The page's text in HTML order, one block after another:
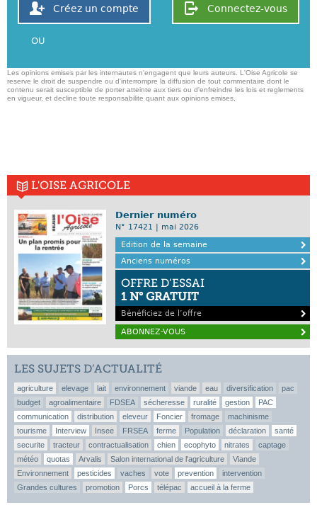
Connectez-vous
Créez un compte
OU
Les opinions emises par les internautes n'engagent que leurs auteurs. L'Oise Agricole se
reserve le droit de suspendre ou d'interrompre la diffusion de tout commentaire dont le
contenu serait susceptible de porter atteinte aux tiers ou d'enfreindre les lois et reglements
en vigueur, et decline toute responsabilite quant aux opinions emises,
L'OISE AGRICOLE
Dernier numéro
N° 17421 | mai 2026
Edition de la semaine
Anciens numéros
OFFRE D’ESSAI
1 N° GRATUIT
Bénéficiez de l’offre
ABONNEZ-VOUS
LES SUJETS D’ACTUALITÉ
agriculture elevage lait environnement viande eau diversification
pac
budget
agroalimentaire FDSEA sécheresse ruralité gestion
PAC
communication
distribution eleveur Foncier fromage
machinisme
tourisme
Interview Insee FRSEA ferme Population déclaration
santé
securite
tracteur contractualisation chien ecophyto nitrates
captage
météo
quotas Arvalis Salon international de l'agriculture
Viande
Environnement
pesticides vaches vote prevention
intervention
Grandes cultures
promotion Porcs télépac accueil à la ferme